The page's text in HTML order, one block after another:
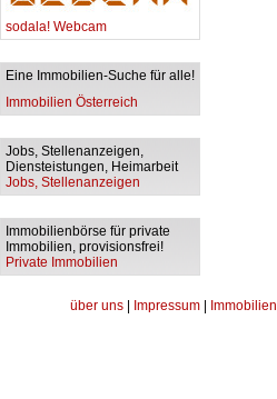
sodala! Webcam
Eine Immobilien-Suche für alle!
Immobilien Österreich
Jobs, Stellenanzeigen,
Diensteistungen, Heimarbeit
Jobs, Stellenanzeigen
Immobilienbörse für private
Immobilien, provisionsfrei!
Private Immobilien
über uns Impressum Immobilien